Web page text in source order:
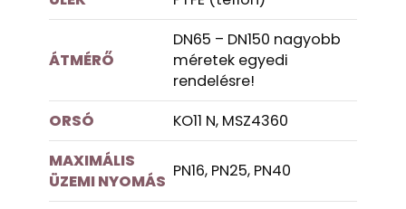
ÁTMÉRŐ
DN65 – DN150 nagyobb
méretek egyedi
rendelésre!
ORSÓ
KO11 N, MSZ4360
MAXIMÁLIS
ÜZEMI NYOMÁS
PN16, PN25, PN40